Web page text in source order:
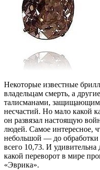
Некоторые известные
владельцам смерть, а
талисманами,
несчастий. Но мало какой
он развязал настоящую
людей. Самое интересное,
небольшой — до обработки
всего 10,73. И удивительна
какой переворот в мире
«Эврика».